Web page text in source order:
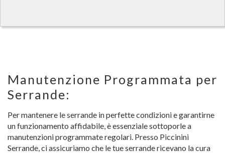
Manutenzione Programmata per
Serrande:
Per mantenere le serrande in perfette condizioni e garantirne
un funzionamento affidabile, è essenziale sottoporle a
manutenzioni programmate regolari. Presso Piccinini
Serrande, ci assicuriamo che le tue serrande ricevano la cura